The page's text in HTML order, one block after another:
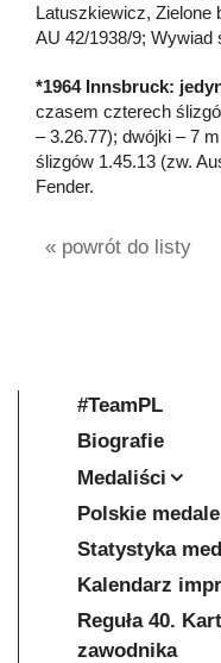
Latuszkiewicz, Zielone
AU 42/1938/9; Wywiad
*1964 Innsbruck:
czasem czterech
– 3.26.77); dwójki – 7
ślizgów 1.45.13 (zw.
Fender.
« powrót do listy
#TeamPL
Biografie
Medaliści
Polskie medale
Statystyka
Kalendarz
Reguła 40.
zawodnika